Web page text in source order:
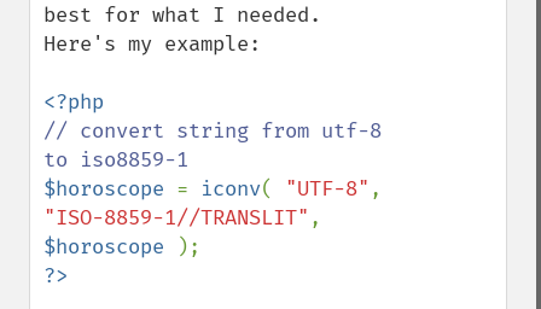
best for what I needed.
Here's my example:
// convert string from utf-8
$horoscope = iconv( "UTF-8"
"ISO-8859-1//TRANSLIT"
$horoscope